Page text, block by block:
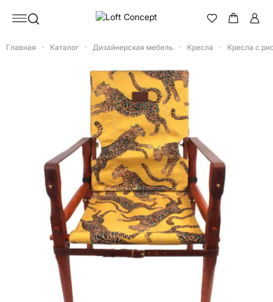
Главная Каталог Дизайнерская мебель Кресла Кресла с